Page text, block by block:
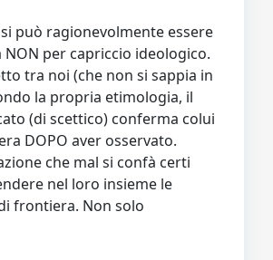
può ragionevolmente essere
NON per capriccio ideologico.
tra noi (che non si sappia in
la propria etimologia, il
(di scettico) conferma colui
DOPO aver osservato.
che mal si confà certi
nel loro insieme le
frontiera. Non solo